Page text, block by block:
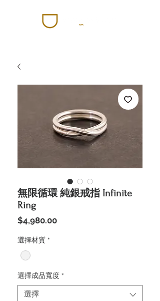
無限循環 純銀戒指 Infinite
Ring
$4,980.00價
選擇材質 *
選擇成品寬度 *
選擇